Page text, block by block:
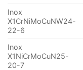
Inox
X1CrNiMoCuNW24-
22-6
Inox
X1NiCrMoCuN25-
20-7